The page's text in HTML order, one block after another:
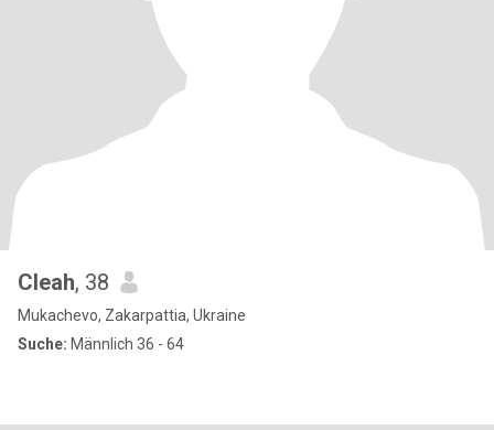
Cleah, 38
Mukachevo, Zakarpattia, Ukraine
Suche: Männlich 36 - 64